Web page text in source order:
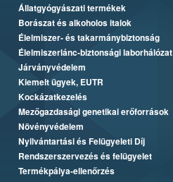
Állatgyógyászati termékek
Borászat és alkoholos italok
Élelmiszer- és takarmánybiztonság
Élelmiszerlánc-biztonsági laborhálózat
Járványvédelem
Kiemelt ügyek, EUTR
Kockázatkezelés
Mezőgazdasági genetikai erőforrások
Növényvédelem
Nyilvántartási és Felügyeleti Díj
Rendszerszervezés és felügyelet
Termékpálya-ellenőrzés